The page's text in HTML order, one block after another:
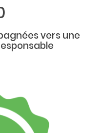
vers une